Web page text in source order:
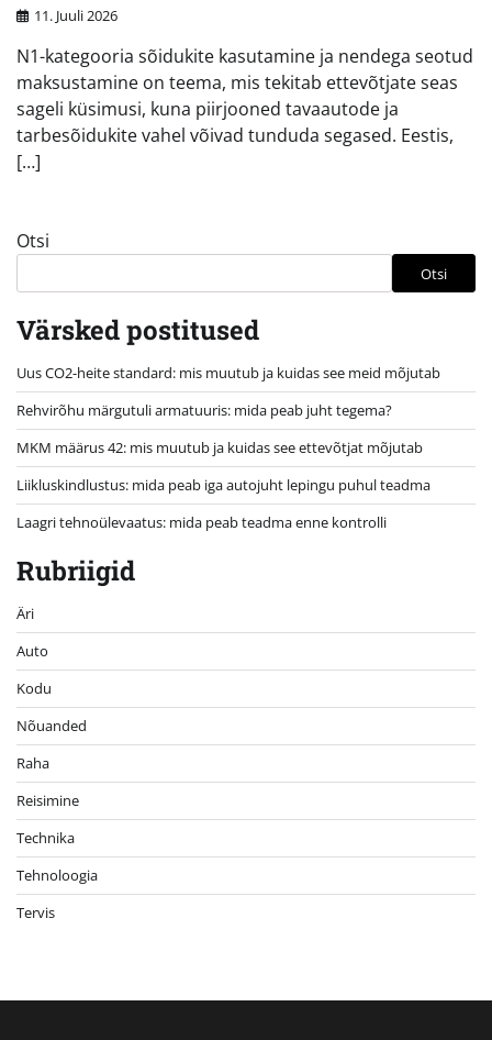
11. Juuli 2026
N1-kategooria sõidukite kasutamine ja nendega seotud
maksustamine on teema, mis tekitab ettevõtjate seas
sageli küsimusi, kuna piirjooned tavaautode ja
tarbesõidukite vahel võivad tunduda segased. Eestis,
[…]
Otsi
Otsi
Värsked postitused
Uus CO2-heite standard: mis muutub ja kuidas see meid mõjutab
Rehvirõhu märgutuli armatuuris: mida peab juht tegema?
MKM määrus 42: mis muutub ja kuidas see ettevõtjat mõjutab
Liikluskindlustus: mida peab iga autojuht lepingu puhul teadma
Laagri tehnoülevaatus: mida peab teadma enne kontrolli
Rubriigid
Äri
Auto
Kodu
Nõuanded
Raha
Reisimine
Technika
Tehnoloogia
Tervis